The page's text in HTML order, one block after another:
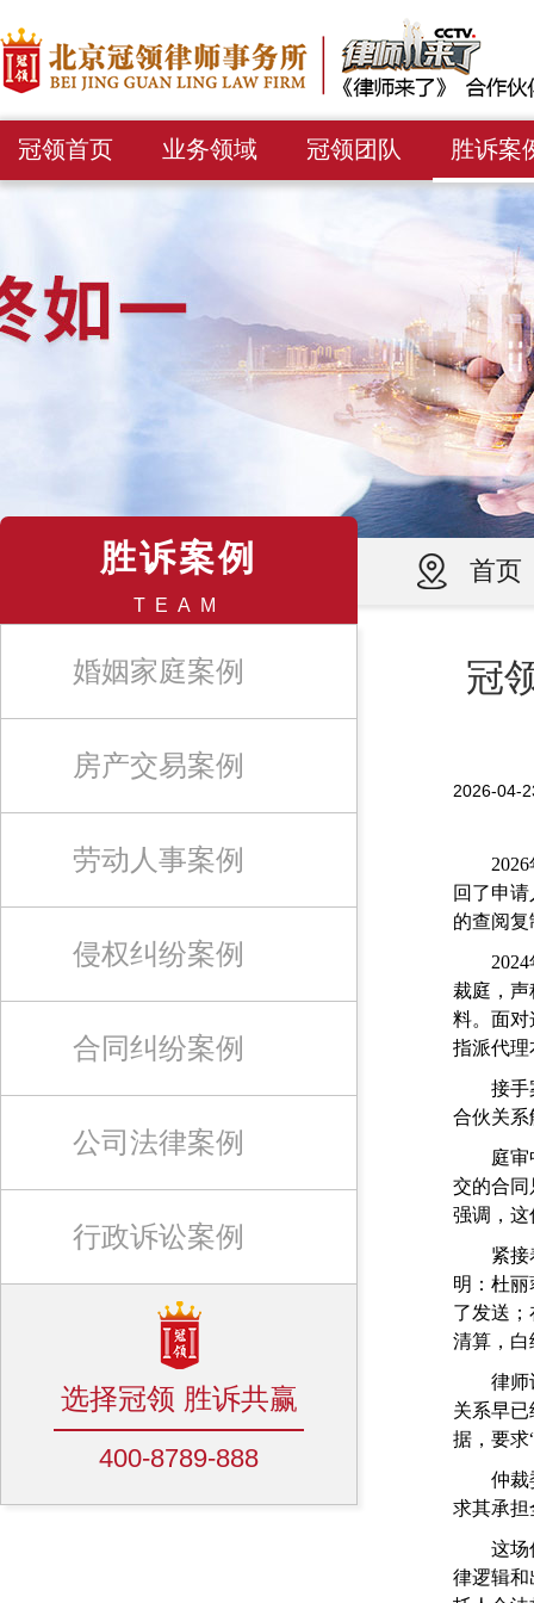
冠领首页 业务领域 冠领团队 胜诉案
首页
胜诉案例
TEAM
婚姻家庭案例
房产交易案例
劳动人事案例
侵权纠纷案例
合同纠纷案例
公司法律案例
行政诉讼案例
选择冠领 胜诉共赢
400-8789-888
冠
2026-04-
2026年
回了申
的查阅
2024年
裁庭，声
料。面对
指派代理
接手案
合伙关系
庭审中
交的合同
强调，这
紧接着
明：杜
了发送
清算，白
律师认
关系早
据，要求
仲裁委
求其承担
这场仲
律逻辑和